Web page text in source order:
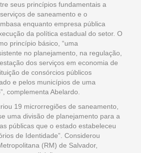
seus princípios fundamentais a
de saneamento e o
enquanto empresa pública
da política estadual do setor. O
princípio básico, “uma
no planejamento, na regulação,
dos serviços em economia de
de consórcios públicos
e pelos municípios de uma
complementa Abelardo.
19 microrregiões de saneamento,
uma divisão de planejamento para a
públicas que o estado estabeleceu
de Identidade”. Considerou
(RM) de Salvador,